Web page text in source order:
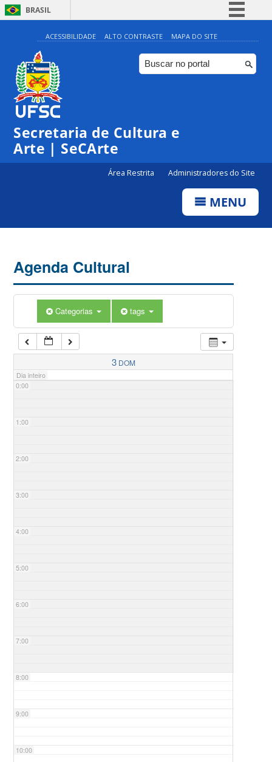
BRASIL
Simplifique!
Comunica BR
Participe
ACESSIBILIDADE ALTO CONTRASTE MAPA DO SITE
Secretaria de Cultura e
Arte | SeCArte
Área Restrita Administradores do Site
MENU
Agenda Cultural
Categorias tags
3 DOM
Dia inteiro
0:00
1:00
2:00
3:00
4:00
5:00
6:00
7:00
8:00
9:00
10:00